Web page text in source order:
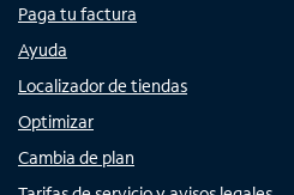
Paga tu factura
Ayuda
Localizador de tiendas
Optimizar
Cambia de plan